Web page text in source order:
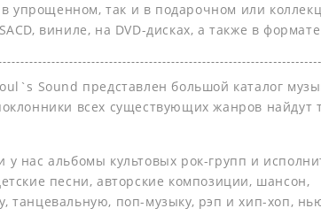
в упрощенном, так и в подарочном или
виниле, на DVD-дисках, а также в
Sound представлен большой каталог
всех существующих жанров найдут
нас альбомы культовых рок-групп и
песни, авторские композиции, шансон,
танцевальную, поп-музыку, рэп и хип-хоп,